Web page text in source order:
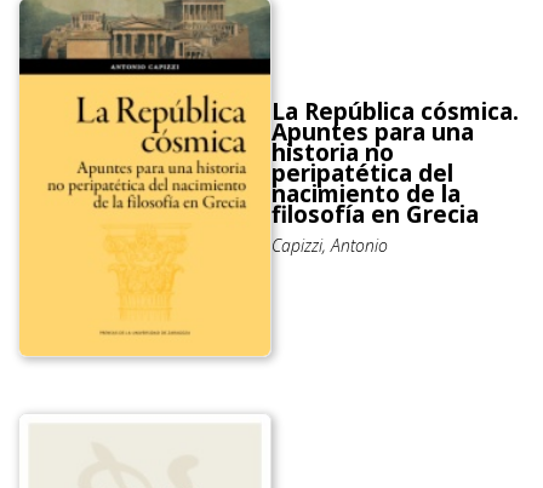
La República cósmica.
Apuntes para una
historia no
peripatética del
nacimiento de la
filosofía en Grecia
Capizzi, Antonio